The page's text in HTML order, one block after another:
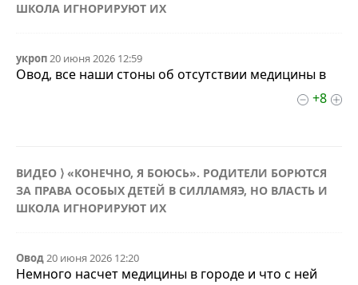
ШКОЛА ИГНОРИРУЮТ ИХ
укроп20 июня 2026 12:59
Овод, все наши стоны об отсутствии медицины в
+8
ВИДЕО ⟩ «КОНЕЧНО, Я БОЮСЬ». РОДИТЕЛИ БОРЮТСЯ
ЗА ПРАВА ОСОБЫХ ДЕТЕЙ В СИЛЛАМЯЭ, НО ВЛАСТЬ И
ШКОЛА ИГНОРИРУЮТ ИХ
Овод20 июня 2026 12:20
Немного насчет медицины в городе и что с ней